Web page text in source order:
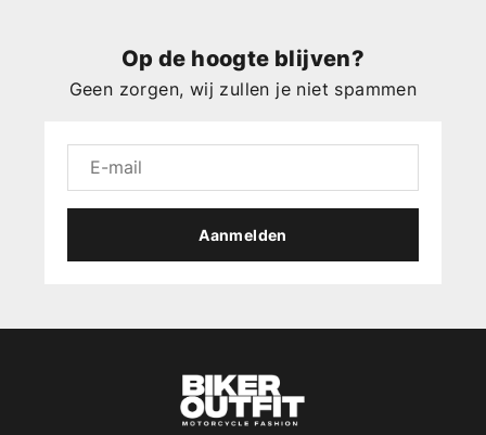
Op de hoogte blijven?
Geen zorgen, wij zullen je niet spammen
Aanmelden